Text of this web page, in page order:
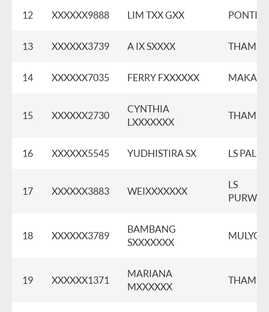
12 XXXXXX9888 LIM TXX GXX
13 XXXXXX3739 A IX SXXXX
14 XXXXXX7035 FERRY FXXXXXX
15 XXXXXX2730
CYNTHIA
LXXXXXXX
16 XXXXXX5545 YUDHISTIRA SX LS
17 XXXXXX3883 WEIXXXXXXX
LS
18 XXXXXX3789
BAMBANG
SXXXXXXX
19 XXXXXX1371
MARIANA
MXXXXXX